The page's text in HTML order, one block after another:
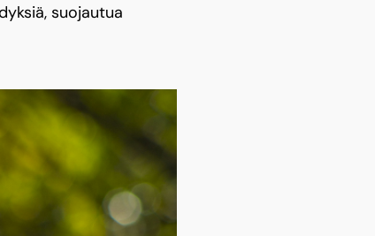
suojautua